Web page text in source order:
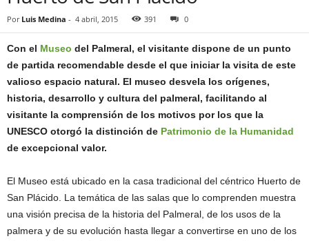
Por Luis Medina - 4 abril, 2015 391 0
Con el Museo del Palmeral, el visitante dispone de un punto
de partida recomendable desde el que iniciar la visita de este
valioso espacio natural. El museo desvela los orígenes,
historia, desarrollo y cultura del palmeral, facilitando al
visitante la comprensión de los motivos por los que la
UNESCO otorgó la distinción de Patrimonio de la Humanidad
de excepcional valor.
El Museo está ubicado en la casa tradicional del céntrico Huerto de
San Plácido. La temática de las salas que lo comprenden muestra
una visión precisa de la historia del Palmeral, de los usos de la
palmera y de su evolución hasta llegar a convertirse en uno de los